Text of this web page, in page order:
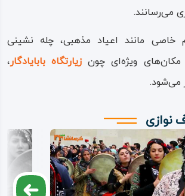
می‌رسانند.
خاصی مانند اعیاد مذهبی، چله‌ نشینی
مکان‌های ویژه‌ای چونزیارتگاه بابایادگار،
می‌شود.
نوازی